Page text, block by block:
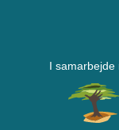
I samarbejde